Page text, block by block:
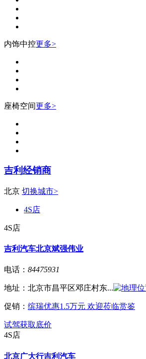
内饰中控更多>
座椅空间更多>
吉利经销商
北京 切换城市>
4S店
4S店
吉利汽车北京斌强伟业
电话： 84475931
地址： 北京市昌平区邓庄村东...
促销： 缤瑞优惠1.5万元 欢迎莅临赏鉴
试驾获取底价
4S店
北京广大行吉利汽车